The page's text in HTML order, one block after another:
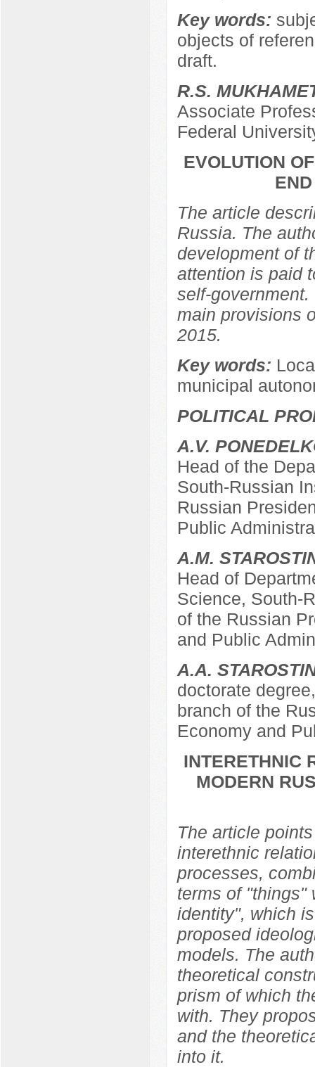
Key words:
objects of
draft.
R.S.
Associate
Federal
EVOLUTION
The article
Russia. The
development of
attention is paid
self-
main provisions
2015.
Key words:
municipal
POLITICAL
A.V.
Head of the
South-Russian
Russian
Public
A.M.
Head of
Science, South-
of the Russian
and Public
А.А.
doctorate
branch of the
Economy and
INTERETHNIC
MODERN
The article
interethnic
processes,
terms of "things"
identity", which
proposed
models. The
theoretical
prism of which
with. They
and the
into it.